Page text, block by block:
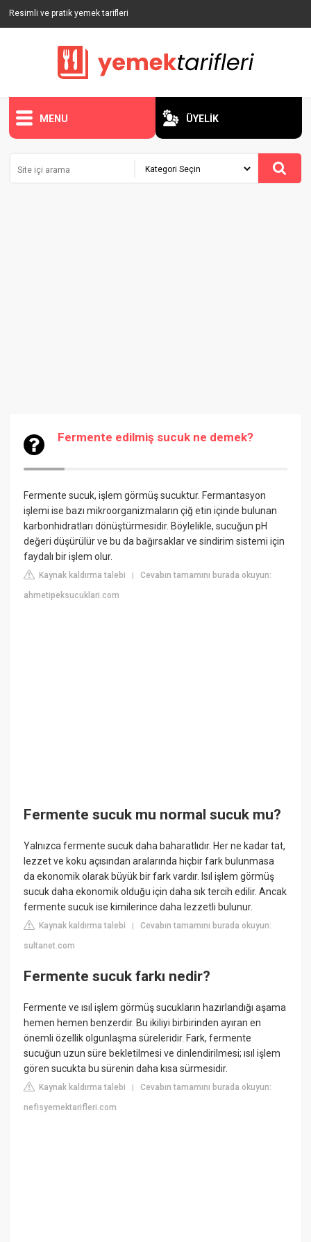
Resimli ve pratik yemek tarifleri
MENU ÜYELİK
Fermente edilmiş sucuk ne demek?
Fermente sucuk, işlem görmüş sucuktur. Fermantasyon
işlemi ise bazı mikroorganizmaların çiğ etin içinde bulunan
karbonhidratları dönüştürmesidir. Böylelikle, sucuğun pH
değeri düşürülür ve bu da bağırsaklar ve sindirim sistemi için
faydalı bir işlem olur.
Kaynak kaldırma talebi |Cevabın tamamını burada okuyun:
ahmetipeksucuklari.com
Fermente sucuk mu normal sucuk mu?
Yalnızca fermente sucuk daha baharatlıdır. Her ne kadar tat,
lezzet ve koku açısından aralarında hiçbir fark bulunmasa
da ekonomik olarak büyük bir fark vardır. Isıl işlem görmüş
sucuk daha ekonomik olduğu için daha sık tercih edilir. Ancak
fermente sucuk ise kimilerince daha lezzetli bulunur.
Kaynak kaldırma talebi |Cevabın tamamını burada okuyun:
sultanet.com
Fermente sucuk farkı nedir?
Fermente ve ısıl işlem görmüş sucukların hazırlandığı aşama
hemen hemen benzerdir. Bu ikiliyi birbirinden ayıran en
önemli özellik olgunlaşma süreleridir. Fark, fermente
sucuğun uzun süre bekletilmesi ve dinlendirilmesi; ısıl işlem
gören sucukta bu sürenin daha kısa sürmesidir.
Kaynak kaldırma talebi |Cevabın tamamını burada okuyun:
nefisyemektarifleri.com